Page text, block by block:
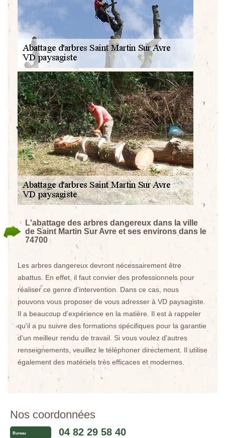
L'abattage des arbres dangereux dans la ville
de Saint Martin Sur Avre et ses environs dans le
74700
Les arbres dangereux devront nécessairement être
abattus. En effet, il faut convier des professionnels pour
réaliser ce genre d'intervention. Dans ce cas, nous
pouvons vous proposer de vous adresser à VD paysagiste.
Il a beaucoup d'expérience en la matière. Il est à rappeler
qu'il a pu suivre des formations spécifiques pour la garantie
d'un meilleur rendu de travail. Si vous voulez d'autres
renseignements, veuillez le téléphoner directement. Il utilise
également des matériels très efficaces et modernes.
Nos coordonnées
Bureau 04 82 29 58 40